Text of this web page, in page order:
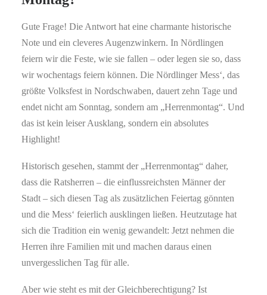
Gute Frage! Die Antwort hat eine charmante historische
Note und ein cleveres Augenzwinkern. In Nördlingen
feiern wir die Feste, wie sie fallen – oder legen sie so, dass
wir wochentags feiern können. Die Nördlinger Mess‘, das
größte Volksfest in Nordschwaben, dauert zehn Tage und
endet nicht am Sonntag, sondern am „Herrenmontag“. Und
das ist kein leiser Ausklang, sondern ein absolutes
Highlight!
Historisch gesehen, stammt der „Herrenmontag“ daher,
dass die Ratsherren – die einflussreichsten Männer der
Stadt – sich diesen Tag als zusätzlichen Feiertag gönnten
und die Mess‘ feierlich ausklingen ließen. Heutzutage hat
sich die Tradition ein wenig gewandelt: Jetzt nehmen die
Herren ihre Familien mit und machen daraus einen
unvergesslichen Tag für alle.
Aber wie steht es mit der Gleichberechtigung? Ist